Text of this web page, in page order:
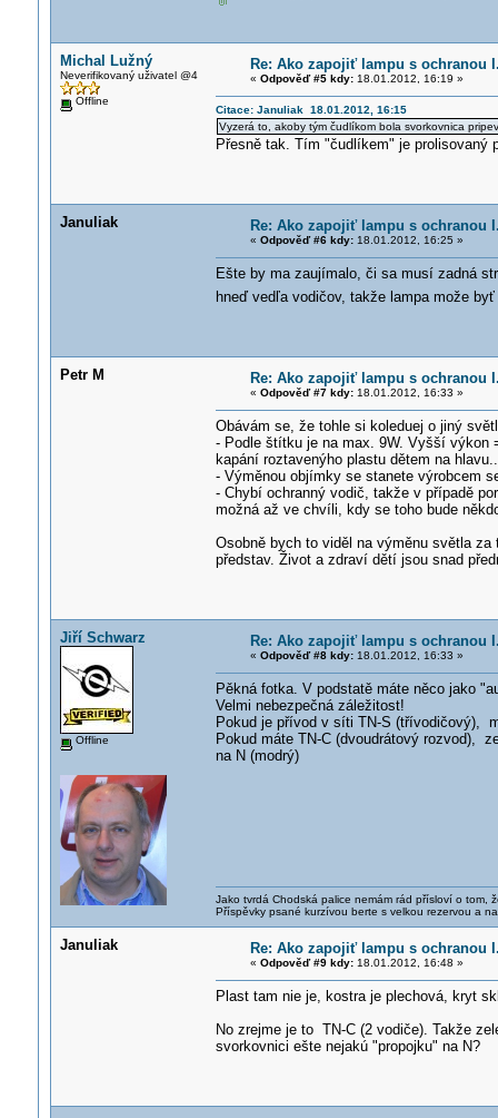
Michal Lužný
Neverifikovaný uživatel @4
Offline
Re: Ako zapojiť lampu s ochranou
« Odpověď #5 kdy:18.01.2012, 16:19 »
Citace: Januliak 18.01.2012, 16:15
Vyzerá to, akoby tým čudlíkom bola svorkovnica
Přesně tak. Tím "čudlíkem" je prolisovaný
Januliak Re: Ako zapojiť lampu s ochranou
« Odpověď #6 kdy:18.01.2012, 16:25 »
Ešte by ma zaujímalo, či sa musí zadná
hneď vedľa vodičov, takže lampa može
Petr M Re: Ako zapojiť lampu s ochranou
« Odpověď #7 kdy:18.01.2012, 16:33 »
Obávám se, že tohle si koleduej o jiný
- Podle štítku je na max. 9W. Vyšší výkon
kapání roztavenýho plastu dětem na
- Výměnou objímky se stanete výrobcem
- Chybí ochranný vodič, takže v případě
možná až ve chvíli, kdy se toho bude
Osobně bych to viděl na výměnu světla
představ. Život a zdraví dětí jsou snad
Jiří Schwarz
Offline
Re: Ako zapojiť lampu s ochranou
« Odpověď #8 kdy:18.01.2012, 16:33 »
Pěkná fotka. V podstatě máte něco jako
Velmi nebezpečná záležitost!
Pokud je přívod v síti TN-S (třívodičový),
Pokud máte TN-C (dvoudrátový rozvod),
na N (modrý)
Jako tvrdá Chodská palice nemám rád přísloví o tom,
Příspěvky psané kurzívou berte s velkou rezervou a
Januliak Re: Ako zapojiť lampu s ochranou
« Odpověď #9 kdy:18.01.2012, 16:48 »
Plast tam nie je, kostra je plechová, kryt
No zrejme je to TN-C (2 vodiče). Takže
svorkovnici ešte nejakú "propojku" na N?